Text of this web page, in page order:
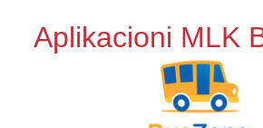
Aplikacioni MLK